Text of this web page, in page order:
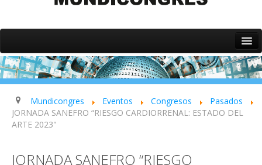
Inicio
Quiénes somos
Servicios
Eventos
Mundicongres Eventos Congresos
Pasados
JORNADA SANEFRO “RIESGO CARDIORRENAL: ESTADO DEL
ARTE 2023"
JORNADA SANEFRO “RIESGO